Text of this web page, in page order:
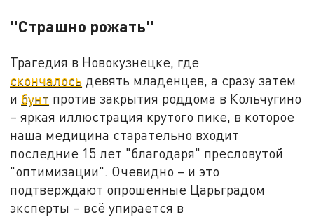
"Страшно рожать"
Трагедия в Новокузнецке, где
скончалось девять младенцев, а сразу затем
и бунт против закрытия роддома в Кольчугино
– яркая иллюстрация крутого пике, в которое
наша медицина старательно входит
последние 15 лет "благодаря" пресловутой
"оптимизации". Очевидно – и это
подтверждают опрошенные Царьградом
эксперты – всё упирается в